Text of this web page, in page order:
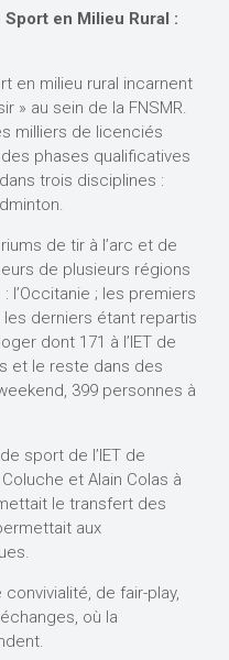
en Milieu Rural :
en milieu rural incarnent
» au sein de la FNSMR.
milliers de licenciés
phases qualificatives
trois disciplines :
de tir à l’arc et de
de plusieurs régions
l’Occitanie ; les premiers
derniers étant repartis
dont 171 à l’IET de
et le reste dans des
399 personnes à
sport de l’IET de
et Alain Colas à
le transfert des
aux
de fair-play,
où la